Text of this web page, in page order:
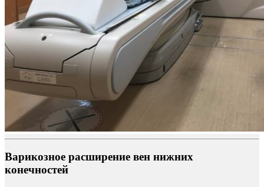
Варикозное расширение вен нижних
конечностей